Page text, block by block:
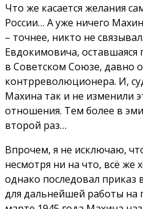
Что же касается желания
России… А уже ничего
– точнее, никто не
Евдокимовича, оставшаяся
в Советском Союзе, давно
контрреволюционера. И,
Махина так и не изменили
отношения. Тем более в
второй раз…
Впрочем, я не исключаю,
несмотря ни на что, всё же
однако последовал приказ
для дальнейшей работы